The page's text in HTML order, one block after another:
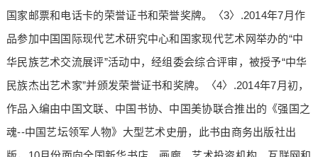
国家邮票和电话卡的荣誉证书和荣誉奖牌。〈3〉.2014年7月作
品参加中国国际现代艺术研究中心和国家现代艺术网举办的“中
华民族艺术交流展评”活动中，经组委会综合评审，被授予“中华
民族杰出艺术家”并颁发荣誉证书和奖牌。〈4〉.2014年7月初，
作品入编由中国文联、中国书协、中国美协联合推出的《强国之
魂--中国艺坛领军人物》大型艺术史册，此书由商务出版社出